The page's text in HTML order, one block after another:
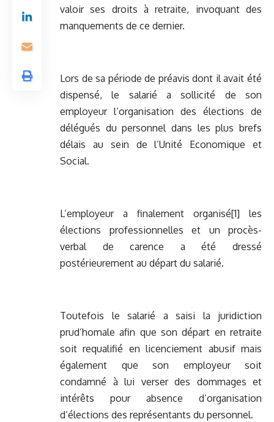
valoir ses droits à retraite, invoquant des
manquements de ce dernier.
Lors de sa période de préavis dont il avait été
dispensé, le salarié a sollicité de son
employeur l’organisation des élections de
délégués du personnel dans les plus brefs
délais au sein de l’Unité Economique et
Social.
L’employeur a finalement organisé[1] les
élections professionnelles et un procès-
verbal de carence a été dressé
postérieurement au départ du salarié.
Toutefois le salarié a saisi la juridiction
prud’homale afin que son départ en retraite
soit requalifié en licenciement abusif mais
également que son employeur soit
condamné à lui verser des dommages et
intérêts pour absence d’organisation
d’élections des représentants du personnel.